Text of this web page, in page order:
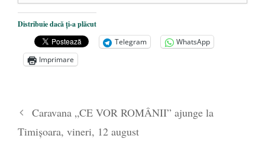
Mănăstirea „Sfânta Ana” Rohia. Părintele
Nicolae Steinhardt, comemorat la 102 ani
de la naștere - 29 iulie 2024
„Carnea cultivată” în laborator, tot mai
Părintele mărturisitor Constantin
Mănăstirea Cernica
Distribuie dacă ți-a plăcut
Telegram
WhatsApp
Imprimare
Caravana „CE VOR ROMÂNII” ajunge la
Timișoara, vineri, 12 august